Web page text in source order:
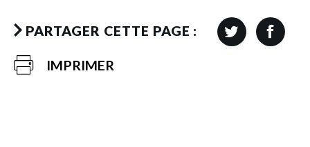
PARTAGER CETTE PAGE :
IMPRIMER